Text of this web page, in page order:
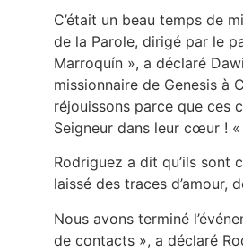
C’était un beau temps de
de la Parole, dirigé par le
Marroquín », a déclaré
missionnaire de Genesis à
réjouissons parce que ces
Seigneur dans leur cœur ! «
Rodriguez a dit qu’ils sont
laissé des traces d’amour,
Nous avons terminé
de contacts », a déclaré